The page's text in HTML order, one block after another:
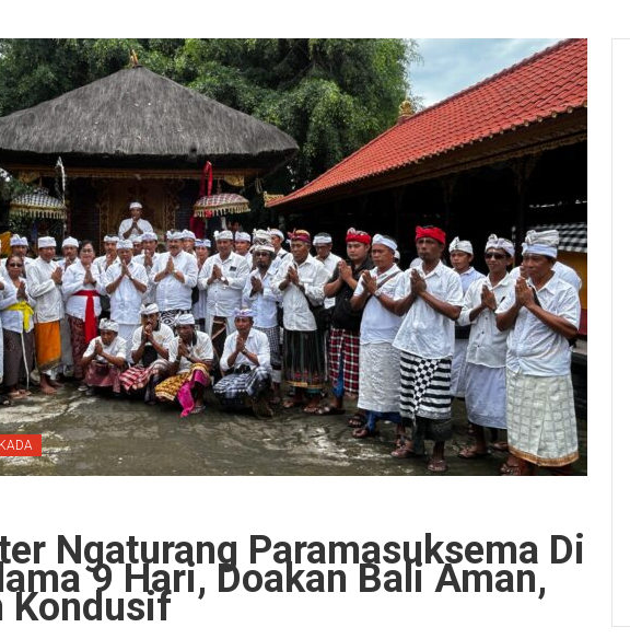
Ngaturang Paramasuksema Di
9 Hari, Doakan Bali Aman,
Kondusif